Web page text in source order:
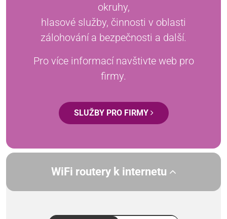
okruhy,
hlasové služby, činnosti v oblasti
zálohování a bezpečnosti a další.
Pro více informací navštivte web pro
firmy.
SLUŽBY PRO FIRMY
WiFi routery k internetu